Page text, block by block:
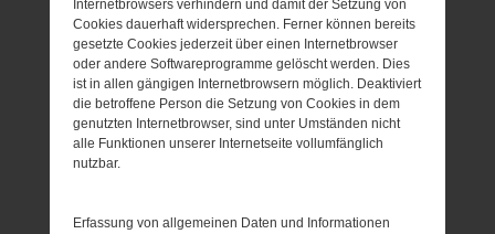
Internetbrowsers verhindern und damit der Setzung von
Cookies dauerhaft widersprechen. Ferner können bereits
gesetzte Cookies jederzeit über einen Internetbrowser
oder andere Softwareprogramme gelöscht werden. Dies
ist in allen gängigen Internetbrowsern möglich. Deaktiviert
die betroffene Person die Setzung von Cookies in dem
genutzten Internetbrowser, sind unter Umständen nicht
alle Funktionen unserer Internetseite vollumfänglich
nutzbar.
Erfassung von allgemeinen Daten und Informationen